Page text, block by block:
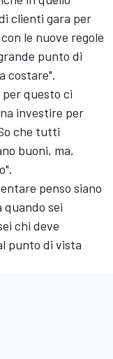
clienti gara per
le nuove regole
punto di
costare".
questo ci
investire per
che tutti
buoni, ma,
penso siano
quando sei
chi deve
punto di vista